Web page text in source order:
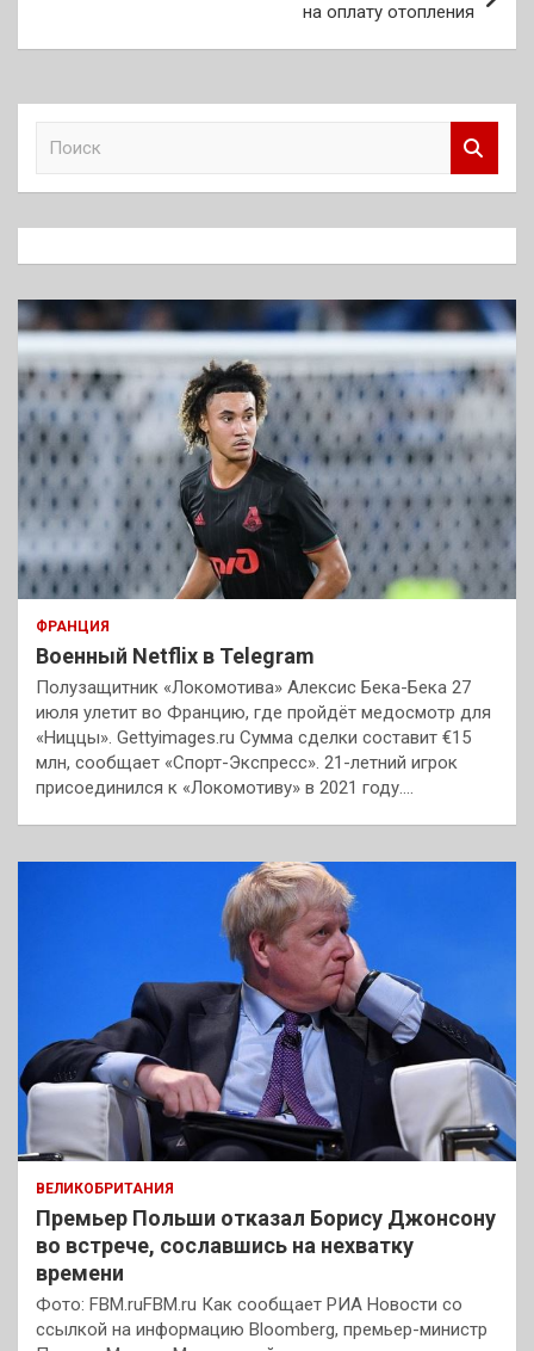
на оплату отопления
к
ФРАНЦИЯ
Военный Netflix в Telegram
Полузащитник «Локомотива» Алексис Бека-Бека 27
июля улетит во Францию, где пройдёт медосмотр для
«Ниццы». Gettyimages.ru Сумма сделки составит €15
млн, сообщает «Спорт-Экспресс». 21-летний игрок
присоединился к «Локомотиву» в 2021 году.…
ВЕЛИКОБРИТАНИЯ
Премьер Польши отказал Борису Джонсону
во встрече, сославшись на нехватку
времени
Фото: FBM.ruFBM.ru Как сообщает РИА Новости со
ссылкой на информацию Bloomberg, премьер-министр